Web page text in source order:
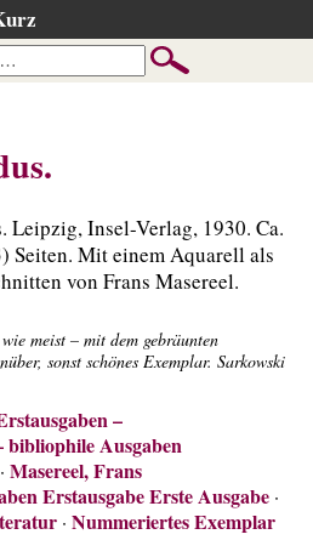
Leipzig, Insel-Verlag, 1930. Ca.
Seiten. Mit einem Aquarell als
von Frans Masereel.
meist – mit dem gebräunten
sonst schönes Exemplar. Sarkowski
–
bibliophile Ausgaben
· Masereel, Frans
Erstausgabe Erste Ausgabe ·
· Nummeriertes Exemplar